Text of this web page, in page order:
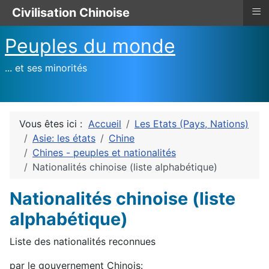
Peuples du monde
... et ses minorités
Vous êtes ici : Accueil
Les Etats (Pays, Nations)
Asie: les états
Chine
Chines - peuples et nationalités
Nationalités chinoise (liste alphabétique)
Nationalités chinoise (liste
alphabétique)
Liste des nationalités reconnues
par le gouvernement Chinois:
Civilisation Chinoise ≡